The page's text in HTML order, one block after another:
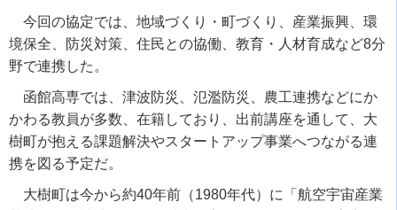
今回の協定では、地域づくり・町づくり、産業振興、環
境保全、防災対策、住民との協働、教育・人材育成など8分
野で連携した。
函館高専では、津波防災、氾濫防災、農工連携などにか
かわる教員が多数、在籍しており、出前講座を通して、大
樹町が抱える課題解決やスタートアップ事業へつながる連
携を図る予定だ。
大樹町は今から約40年前（1980年代）に「航空宇宙産業